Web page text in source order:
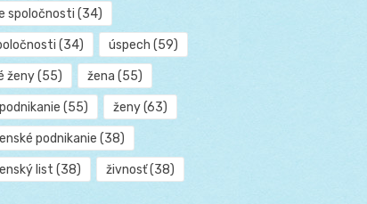
spoločnosti (34)
(34) úspech (59)
ženy(55) žena (55)
(55) ženy(63)
podnikanie (38)
list (38) živnosť(38)